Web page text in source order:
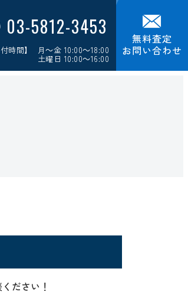
03-5812-3453
付時間】 月～金 10:00～18:00
土曜日 10:00～16:00
無料査定
お問い合わせ
ださい！